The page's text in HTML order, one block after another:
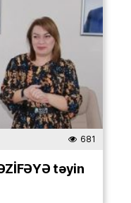
681
təyin